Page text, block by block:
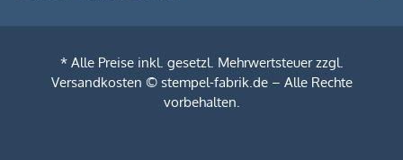
* Alle Preise inkl. gesetzl. Mehrwertsteuer zzgl.
Versandkosten © stempel-fabrik.de – Alle Rechte
vorbehalten.